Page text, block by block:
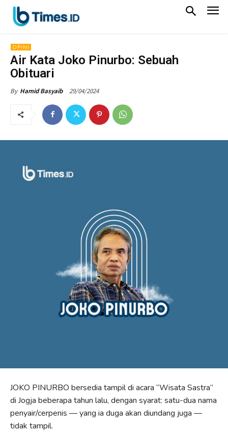
OPINI
Air Kata Joko Pinurbo: Sebuah
Obituari
By Hamid Basyaib 29/04/2024
JOKO PINURBO bersedia tampil di acara “Wisata Sastra”
di Jogja beberapa tahun lalu, dengan syarat: satu-dua nama
penyair/cerpenis — yang ia duga akan diundang juga —
tidak tampil.